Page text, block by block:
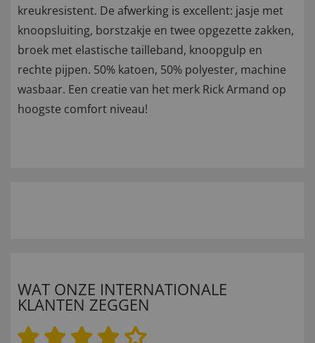
kreukresistent. De afwerking is excellent: jasje met
knoopsluiting, borstzakje en twee opgezette zakken,
broek met elastische tailleband, knoopgulp en
rechte pijpen. 50% katoen, 50% polyester, machine
wasbaar. Een creatie van het merk Rick Armand op
hoogste comfort niveau!
WAT ONZE INTERNATIONALE
KLANTEN ZEGGEN